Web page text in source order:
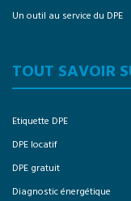
Un outil au service du DPE
TOUT SAVOIR
Etiquette DPE
DPE locatif
DPE gratuit
Diagnostic énergétique